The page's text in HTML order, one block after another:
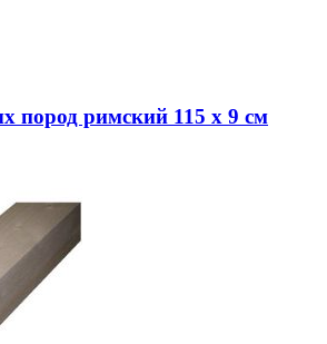
пород римский 115 х 9 см